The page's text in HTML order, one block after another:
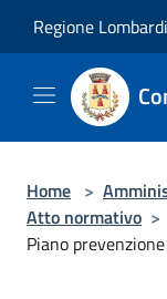
Regione
Home >
Atto normativo >
Piano